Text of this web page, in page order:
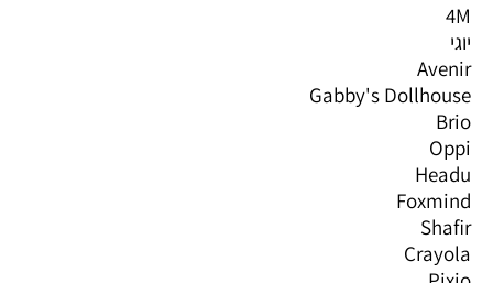
4M
יוגי
Avenir
Gabby's Dollhouse
Brio
Oppi
Headu
Foxmind
Shafir
Crayola